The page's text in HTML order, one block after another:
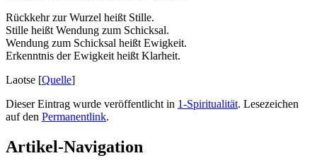
Rückkehr zur Wurzel heißt Stille.
Stille heißt Wendung zum Schicksal.
Wendung zum Schicksal heißt Ewigkeit.
Erkenntnis der Ewigkeit heißt Klarheit.
Laotse [Quelle]
Dieser Eintrag wurde veröffentlicht in 1-Spiritualität. Lesezeichen
auf den Permanentlink.
Artikel-Navigation